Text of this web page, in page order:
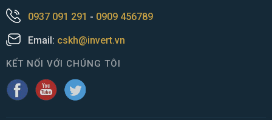
0937 091 291 - 0909 456789
Email: cskh@invert.vn
KẾT NỐI VỚI CHÚNG TÔI